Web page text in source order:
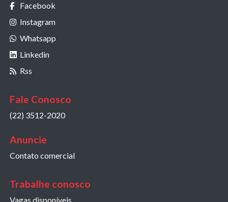
Facebook
Instagram
Whatsapp
Linkedin
Rss
Fale Conosco
(22) 3512-2020
Anuncie
Contato comercial
Trabalhe conosco
Vagas disponíveis